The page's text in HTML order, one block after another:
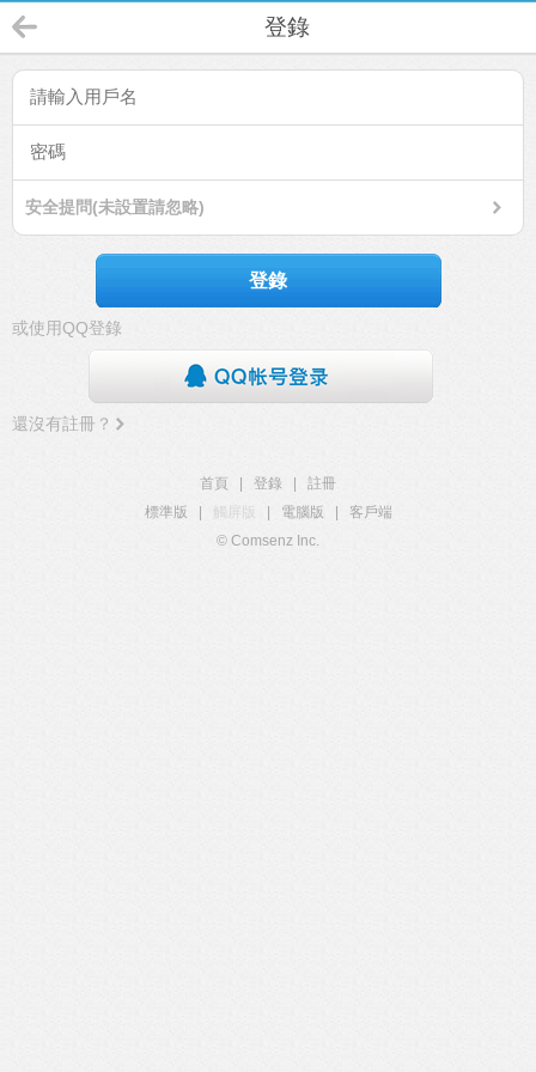
登錄
安全提問(未設置請忽略)
登錄
或使用QQ登錄
還沒有註冊？
首頁 登錄
註冊
標準版
觸屏版 電腦版
客戶端
© Comsenz Inc.